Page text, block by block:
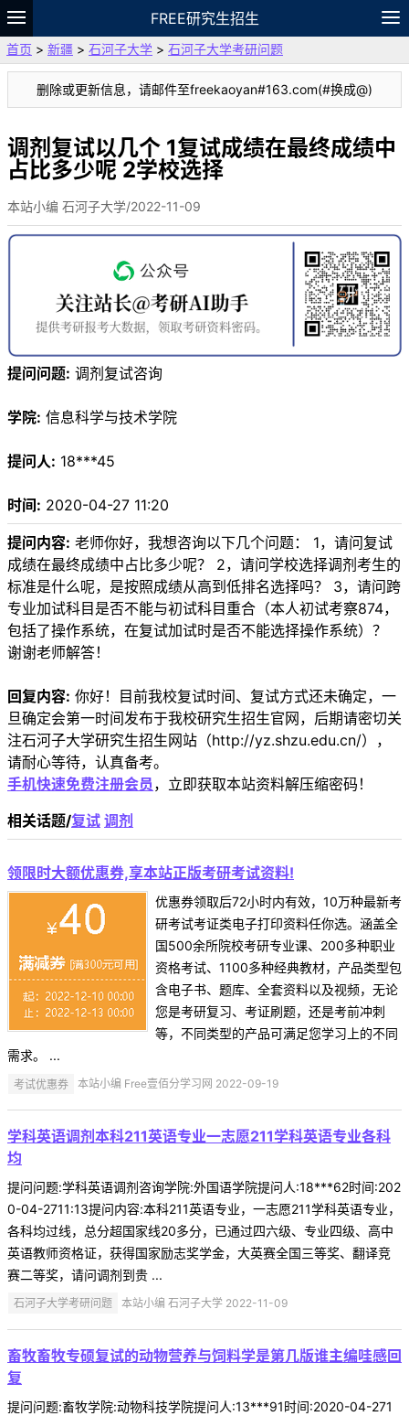
FREE研究生招生
题库
故事 专题 APP 笔记
VIP
资料
首页 > 新疆 > 石河子大学 > 石河子大学考研问题
删除或更新信息，请邮件至freekaoyan#163.com(#换成@)
调剂复试以几个 1复试成绩在最终成绩中
占比多少呢 2学校选择
本站小编 石河子大学/2022-11-09
提问问题: 调剂复试咨询
学院: 信息科学与技术学院
提问人: 18***45
时间: 2020-04-27 11:20
提问内容: 老师你好，我想咨询以下几个问题： 1，请问复试
成绩在最终成绩中占比多少呢？ 2，请问学校选择调剂考生的
标准是什么呢，是按照成绩从高到低排名选择吗？ 3，请问跨
专业加试科目是否不能与初试科目重合（本人初试考察874，
包括了操作系统，在复试加试时是否不能选择操作系统）？
谢谢老师解答！
回复内容: 你好！目前我校复试时间、复试方式还未确定，一
旦确定会第一时间发布于我校研究生招生官网，后期请密切关
注石河子大学研究生招生网站（http://yz.shzu.edu.cn/），
请耐心等待，认真备考。
手机快速免费注册会员 ，立即获取本站资料解压缩密码！
相关话题/复试 调剂
领限时大额优惠券,享本站正版考研考试资料!
优惠券领取后72小时内有效，10万种最新考
研考试考证类电子打印资料任你选。涵盖全
国500余所院校考研专业课、200多种职业
资格考试、1100多种经典教材，产品类型包
含电子书、题库、全套资料以及视频，无论
您是考研复习、考证刷题，还是考前冲刺
等，不同类型的产品可满足您学习上的不同
需求。 ...
考试优惠券 本站小编 Free壹佰分学习网 2022-09-19
学科英语调剂本科211英语专业一志愿211学科英语专业各科
均
提问问题:学科英语调剂咨询学院:外国语学院提问人:18***62时间:202
0-04-2711:13提问内容:本科211英语专业，一志愿211学科英语专业，
各科均过线，总分超国家线20多分，已通过四六级、专业四级、高中
英语教师资格证，获得国家励志奖学金，大英赛全国三等奖、翻译竞
赛二等奖，请问调剂到贵 ...
石河子大学考研问题 本站小编 石河子大学 2022-11-09
畜牧畜牧专硕复试的动物营养与饲料学是第几版谁主编哇感回
复
提问问题:畜牧学院:动物科技学院提问人:13***91时间:2020-04-271